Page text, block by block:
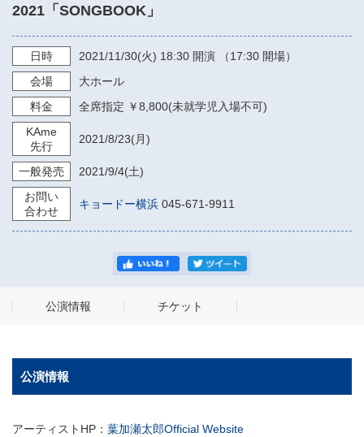
2021「SONGBOOK」
日時 2021/11/30(火) 18:30 開演 （17:30 開場）
会場
大ホール
料金
全席指定 ￥8,800(未就学児入場不可)
KAme
先行
2021/8/23(月)
一般発売 2021/9/4(土)
お問い
合わせ
キョードー横浜 045-671-9911
公演情報 チケット
公演情報
アーティストHP： 葉加瀬太郎Official Website